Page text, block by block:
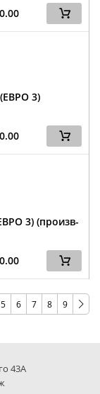
3)
3) (произв-
5 6 7 8 9
43А